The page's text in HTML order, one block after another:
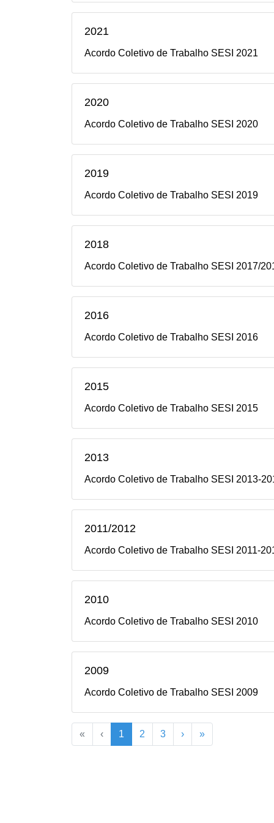
2021
Acordo Coletivo de Trabalho SESI 2021
2020
Acordo Coletivo de Trabalho SESI 2020
2019
Acordo Coletivo de Trabalho SESI 2019
2018
Acordo Coletivo de Trabalho SESI 2017/
2016
Acordo Coletivo de Trabalho SESI 2016
2015
Acordo Coletivo de Trabalho SESI 2015
2013
Acordo Coletivo de Trabalho SESI 2013-
2011/2012
Acordo Coletivo de Trabalho SESI 2011-
2010
Acordo Coletivo de Trabalho SESI 2010
2009
Acordo Coletivo de Trabalho SESI 2009
« ‹ 1 2 3 › »